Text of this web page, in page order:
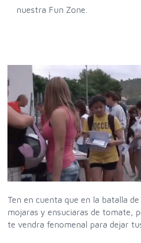
nuestra Fun Zone.
Ten en cuenta que en la batalla
mojaras y ensuciaras de tomate,
te vendra fenomenal para dejar